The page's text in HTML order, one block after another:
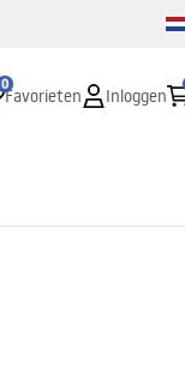
0
Favorieten Inloggen